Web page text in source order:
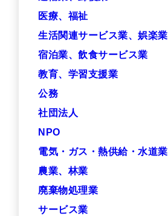
医療、福祉
生活関連サービス業、娯楽業
宿泊業、飲食サービス業
教育、学習支援業
公務
社団法人
NPO
電気・ガス・熱供給・水道業
農業、林業
廃棄物処理業
サービス業